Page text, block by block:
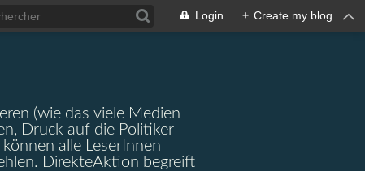
Login + Create my blog
(wie das viele Medien
Druck auf die Politiker
alle LeserInnen
DirekteAktion begreift